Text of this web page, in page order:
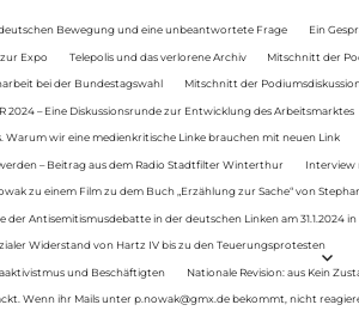
Bewegung und eine unbeantwortete Frage Ein
Expo Telepolis und das verlorene Archiv Mitschnitt der
bei der Bundestagswahl Mitschnitt der
2024 – Eine Diskussionsrunde zur Entwicklung des Arbeitsmarktes
Warum wir eine medienkritische Linke brauchen mit neuen Link
– Beitrag aus dem Radio Stadtfilter Winterthur Interview
zu einem Film zu dem Buch „Erzählung zur Sache“ von
der Antisemitismusdebatte in der deutschen Linken am 31.1.2024
Widerstand von Hartz IV bis zu den Teuerungsprotesten
und Beschäftigten Nationale Revision: aus Kein
Wenn ihr Mails unter p.nowak@gmx.de bekommt, nicht